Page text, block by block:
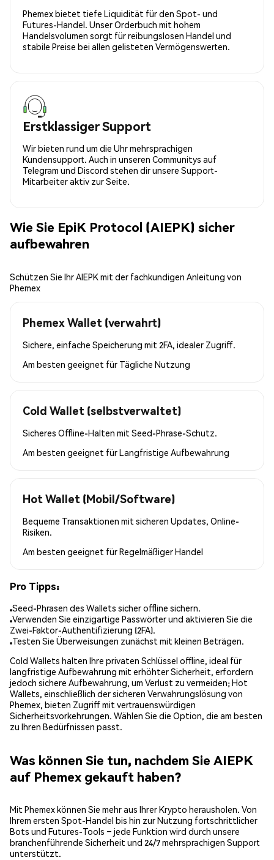
Phemex bietet tiefe Liquidität für den Spot- und
Futures-Handel. Unser Orderbuch mit hohem
Handelsvolumen sorgt für reibungslosen Handel und
stabile Preise bei allen gelisteten Vermögenswerten.
Erstklassiger Support
Wir bieten rund um die Uhr mehrsprachigen
Kundensupport. Auch in unseren Communitys auf
Telegram und Discord stehen dir unsere Support-
Mitarbeiter aktiv zur Seite.
Wie Sie EpiK Protocol (AIEPK) sicher
aufbewahren
Schützen Sie Ihr AIEPK mit der fachkundigen Anleitung von
Phemex
Phemex Wallet (verwahrt)
Sichere, einfache Speicherung mit 2FA, idealer Zugriff.
Am besten geeignet für Tägliche Nutzung
Cold Wallet (selbstverwaltet)
Sicheres Offline-Halten mit Seed-Phrase-Schutz.
Am besten geeignet fürLangfristige Aufbewahrung
Hot Wallet (Mobil/Software)
Bequeme Transaktionen mit sicheren Updates, Online-
Risiken.
Am besten geeignet fürRegelmäßiger Handel
Pro Tipps:
Seed-Phrasen des Wallets sicher offline sichern.
Verwenden Sie einzigartige Passwörter und aktivieren Sie die
Zwei-Faktor-Authentifizierung (2FA).
Testen Sie Überweisungen zunächst mit kleinen Beträgen.
Cold Wallets halten Ihre privaten Schlüssel offline, ideal für
langfristige Aufbewahrung mit erhöhter Sicherheit, erfordern
jedoch sichere Aufbewahrung, um Verlust zu vermeiden; Hot
Wallets, einschließlich der sicheren Verwahrungslösung von
Phemex, bieten Zugriff mit vertrauenswürdigen
Sicherheitsvorkehrungen. Wählen Sie die Option, die am besten
zu Ihren Bedürfnissen passt.
Was können Sie tun, nachdem Sie AIEPK
auf Phemex gekauft haben?
Mit Phemex können Sie mehr aus Ihrer Krypto herausholen. Von
Ihrem ersten Spot-Handel bis hin zur Nutzung fortschrittlicher
Bots und Futures-Tools – jede Funktion wird durch unsere
branchenführende Sicherheit und 24/7 mehrsprachigen Support
unterstützt.